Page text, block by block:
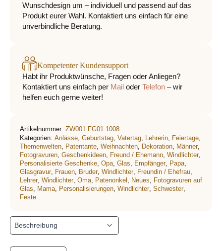
Wunschdesign um – individuell und passend auf das
Produkt eurer Wahl. Kontaktiert uns einfach für eine
unverbindliche Beratung.
Kompetenter Kundensupport
Habt ihr Produktwünsche, Fragen oder Anliegen?
Kontaktiert uns einfach per Mail oder Telefon – wir
helfen euch gerne weiter!
Artikelnummer: ZW001.FG01.1008
Kategorien: Anlässe, Geburtstag, Vatertag, Lehrerin, Feiertage,
Themenwelten, Patentante, Weihnachten, Dekoration, Männer,
Fotogravuren, Geschenkideen, Freund / Ehemann, Windlichter,
Personalisierte Geschenke, Opa, Glas, Empfänger, Papa,
Glasgravur, Frauen, Bruder, Windlichter, Freundin / Ehefrau,
Lehrer, Windlichter, Oma, Patenonkel , Neues, Fotogravuren auf
Glas, Mama, Personalisierungen, Windlichter, Schwester,
Feste